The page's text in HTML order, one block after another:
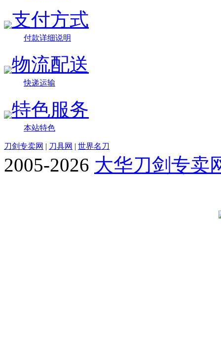
支付方式
付款详细说明
物流配送
快递运输
特色服务
本站特色
刀剑专卖网 | 刀具网 | 世界名刀
2005-2026 大华刀剑专卖